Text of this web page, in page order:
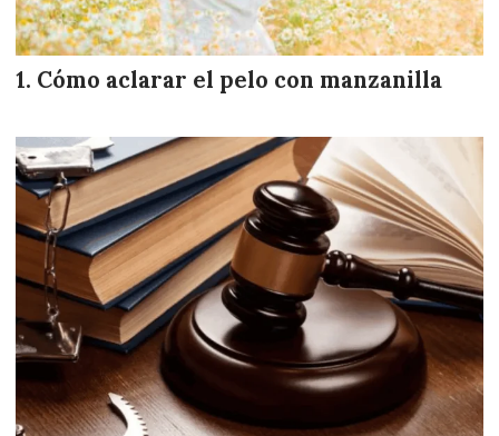
Cómo aclarar el pelo con manzanilla